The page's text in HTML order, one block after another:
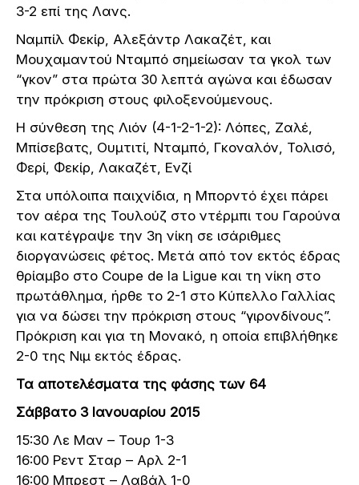
3-2 επί της Λανς.
Ναμπίλ Φεκίρ, Αλεξάντρ Λακαζέτ, και
Μουχαμαντού Νταμπό σημείωσαν τα γκολ των
“γκον” στα πρώτα 30 λεπτά αγώνα και έδωσαν
την πρόκριση στους φιλοξενούμενους.
Η σύνθεση της Λιόν (4-1-2-1-2): Λόπες, Ζαλέ,
Μπίσεβατς, Ουμτιτί, Νταμπό, Γκοναλόν, Τολισό,
Φερί, Φεκίρ, Λακαζέτ, Ενζί
Στα υπόλοιπα παιχνίδια, η Μπορντό έχει πάρει
τον αέρα της Τουλούζ στο ντέρμπι του Γαρούνα
και κατέγραψε την 3η νίκη σε ισάριθμες
διοργανώσεις φέτος. Μετά από τον εκτός έδρας
θρίαμβο στο Coupe de la Ligue και τη νίκη στο
πρωτάθλημα, ήρθε το 2-1 στο Κύπελλο Γαλλίας
για να δώσει την πρόκριση στους “γιρονδίνους”.
Πρόκριση και για τη Μονακό, η οποία επιβλήθηκε
2-0 της Νιμ εκτός έδρας.
Τα αποτελέσματα της φάσης των 64
Σάββατο 3 Ιανουαρίου 2015
15:30 Λε Μαν – Τουρ 1-3
16:00 Ρεντ Σταρ – Αρλ 2-1
16:00 Μπρεστ – Λαβάλ 1-0